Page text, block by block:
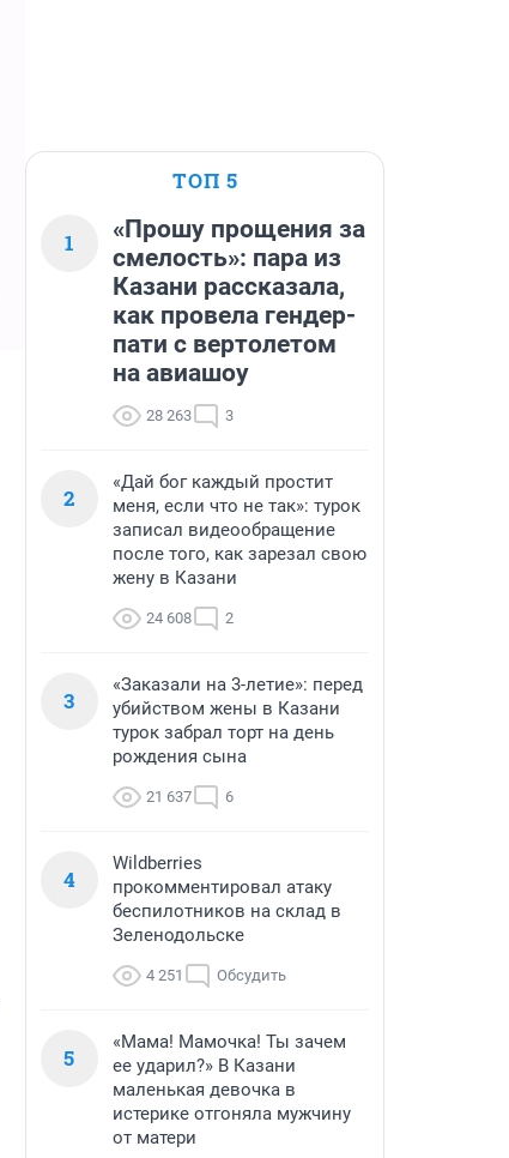
ТОП 5
1
«Прошу прощения за
смелость»: пара из
Казани рассказала,
как провела гендер-
пати с вертолетом
на авиашоу
28 263 3
2
«Дай бог каждый простит
меня, если что не так»: турок
записал видеообращение
после того, как зарезал свою
жену в Казани
24 608 2
3
«Заказали на 3-летие»: перед
убийством жены в Казани
турок забрал торт на день
рождения сына
21 637 6
4
Wildberries
прокомментировал атаку
беспилотников на склад в
Зеленодольске
4 251 Обсудить
5
«Мама! Мамочка! Ты зачем
ее ударил?» В Казани
маленькая девочка в
истерике отгоняла мужчину
от матери